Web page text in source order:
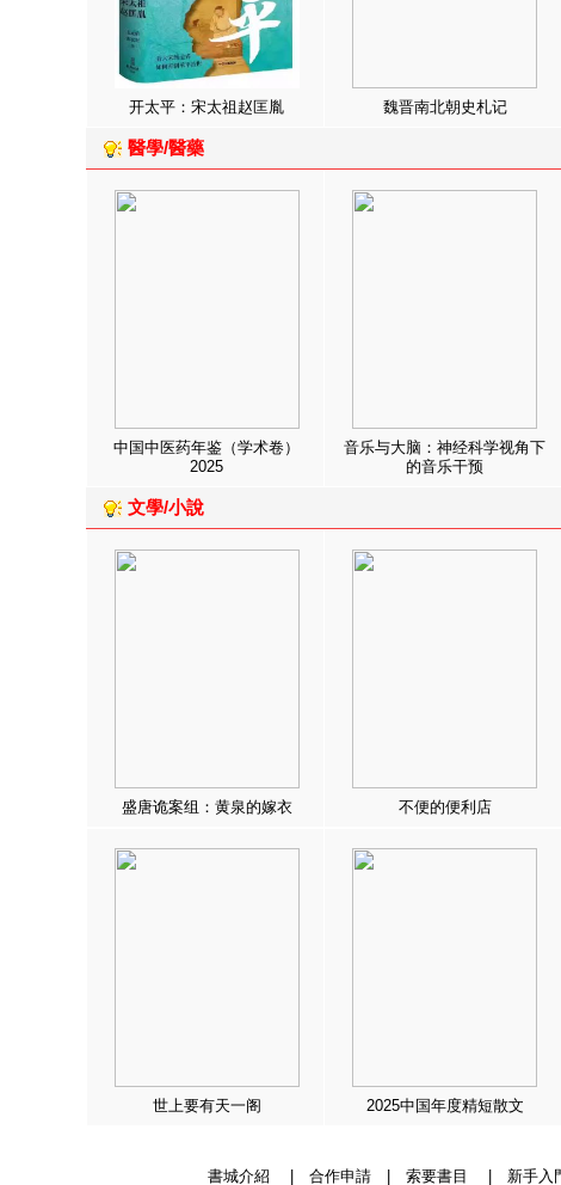
开太平：宋太祖赵匡胤 魏晋南北朝史札记
醫學/醫藥
中国中医药年鉴（学术卷）
2025
音乐与大脑：神经科学视角下
的音乐干预
文學/小說
盛唐诡案组：黄泉的嫁衣 不便的便利店
世上要有天一阁 2025中国年度精短散文
書城介紹 合作申請| 索要書目 新手入